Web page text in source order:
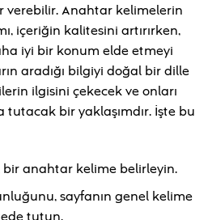
verebilir. Anahtar kelimelerin
içeriğin kalitesini artırırken,
iyi bir konum elde etmeyi
aradığı bilgiyi doğal bir dille
ilgisini çekecek ve onları
bir yaklaşımdır. İşte bu
anahtar kelime belirleyin.
sayfanın genel kelime